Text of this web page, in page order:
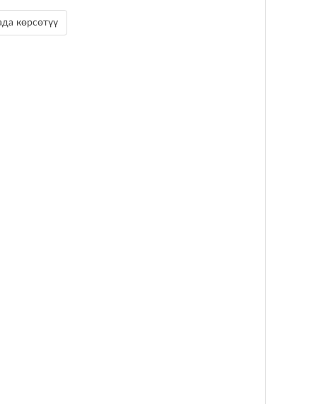
көрсөтүү